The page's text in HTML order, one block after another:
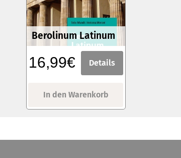
Berolinum Latinum
16,99€ Details
In den Warenkorb